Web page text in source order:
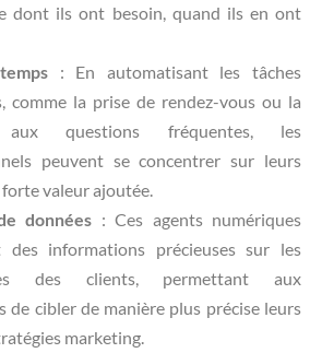
dont ils ont besoin, quand ils en ont
: En automatisant les tâches
comme la prise de rendez-vous ou la
aux questions fréquentes, les
peuvent se concentrer sur leurs
valeur ajoutée.
données : Ces agents numériques
des informations précieuses sur les
des clients, permettant aux
de cibler de manière plus précise leurs
marketing.